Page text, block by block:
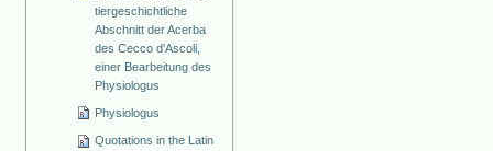
tiergeschichtliche
Abschnitt der Acerba
des Cecco d'Ascoli,
einer Bearbeitung des
Physiologus
Physiologus
Quotations in the Latin